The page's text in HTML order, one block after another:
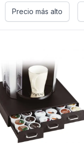
Precio más alto